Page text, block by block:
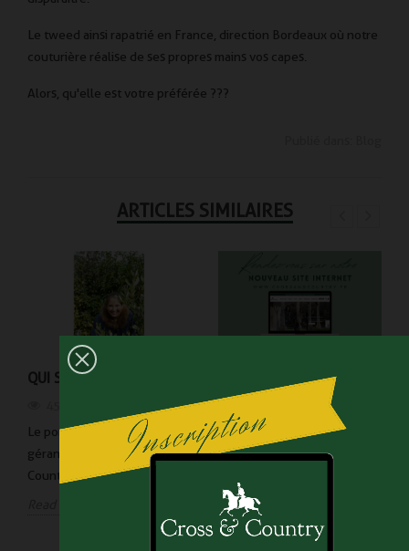
Le tweed ainsi rapatrié en France, direction Bordeaux où notre
couturière réalise de ses propres mains vos capes.
Alors, qu'elle est votre préférée ???
ARTICLES SIMILAIRES
QUI SUIS-JE?
Le portrait de Charlotte,
gérante de Cross and
Country...
BIENVENUE SUR NOTRE
NOUVEAU SITE INTERNET
4909vues
une petite beauté.
Read more